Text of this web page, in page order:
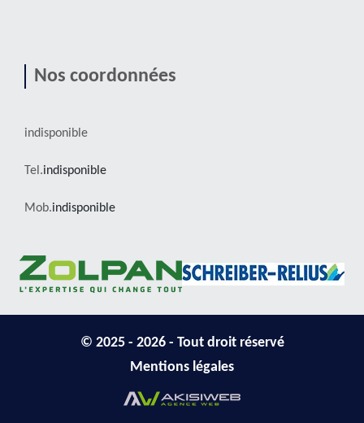
Nos coordonnées
indisponible
Tel.indisponible
Mob.indisponible
© 2025 - 2026 - Tout droit réservé
Mentions légales